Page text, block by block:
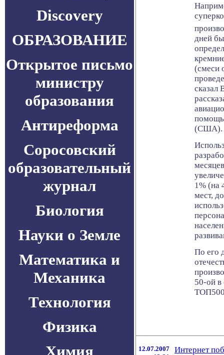
Discovery
ОБРАЗОВАНИЕ
Открытое письмо
министру
образования
Антиреформа
Соросовский
образовательный
журнал
Биология
Науки о Земле
Математика и
Механика
Технология
Физика
Химия
дней
(смеси
сказал
(США).
1% (на
мест,
По его
50-ой
12.07.2007
Интернет